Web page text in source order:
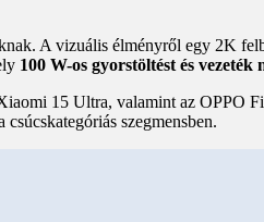
A vizuális élményről egy 2K
100 W-os gyorstöltést és vezeték
15 Ultra, valamint az OPPO
szegmensben.